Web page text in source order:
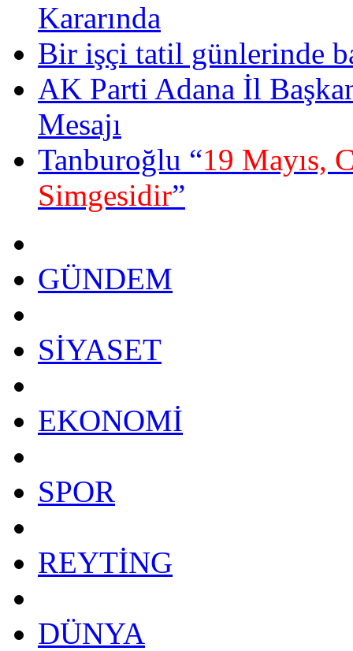
Kararında
Bir işçi tatil günlerinde
AK Parti Adana İl
Mesajı
Tanburoğlu “19 Mayıs,
Simgesidir”
GÜNDEM
SİYASET
EKONOMİ
SPOR
REYTİNG
DÜNYA